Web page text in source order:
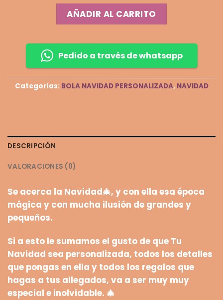
AÑADIR AL CARRITO
Pedido a través de whatsapp
Categorías: BOLA NAVIDAD PERSONALIZADA, NAVIDAD
DESCRIPCIÓN
VALORACIONES (0)
Se acerca la Navidad🎄, y con ella esa época
mágica y con mucha ilusión de grandes y
pequeños.
Si a esto le sumamos el gusto de que Tu
Navidad sea personalizada, todos los detalles
que pongas en ella y todos los regalos que
hagas a tus allegados, va a ser muy muy
especial e inolvidable. 🎄